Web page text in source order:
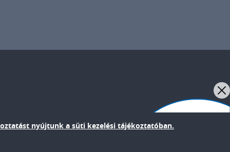
nyújtunk a süti kezelési tájékoztatóban.